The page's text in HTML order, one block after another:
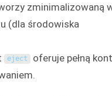
zminimalizowaną
(dla środowiska
eject oferuje pełną